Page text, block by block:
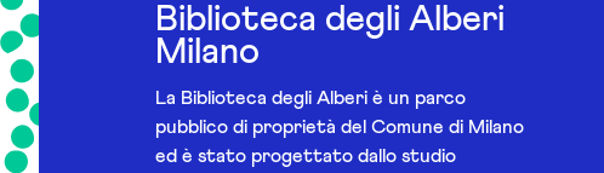
Biblioteca degli Alberi
Milano
La Biblioteca degli Alberi è un parco
pubblico di proprietà del Comune di Milano
ed è stato progettato dallo studio